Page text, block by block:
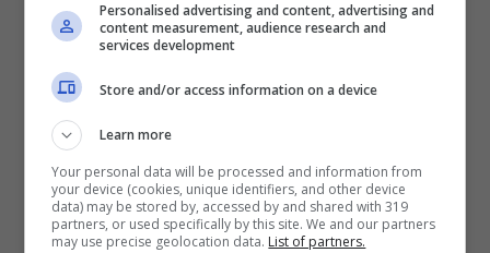
esclusivi.
KIKO: BlueMematita labbra
Lasting
Personalised advertising and content, advertising and
content measurement, audience research and
services development
Store and/or access information on a device
Learn more
Your personal data will be processed and information from
your device (cookies, unique identifiers, and other device
data) may be stored by, accessed by and shared with 319
partners, or used specifically by this site. We and our partners
may use precise geolocation data. List of partners.